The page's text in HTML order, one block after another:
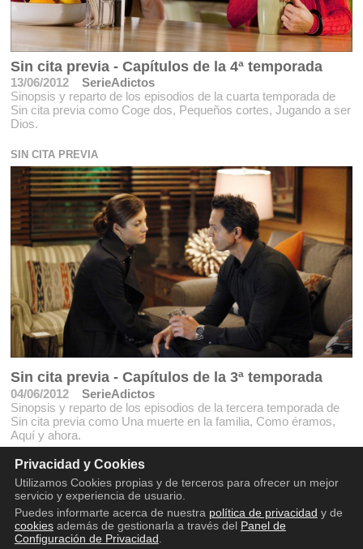
Sin cita previa - Capítulos de la 4ª temporada
13/06/2012
SerieAdictos
Sinopsis y reparto de los episodios de la cuarta temporada de
Sin cita previa como Coge dos, Pequeños cortes, Jugando a ser
Dios.
SIN CITA PREVIA
Sin cita previa - Capítulos de la 3ª temporada
04/06/2012
SerieAdictos
Sinopsis y reparto de los episodios de la tercera temporada de
Sin cita previa como Una muerte en la familia, Como éramos,
Aquí y ahora.
Privacidad y Cookies
Utilizamos Cookies propias y de terceros para ofrecer un mejor
servicio y experiencia de usuario.
Puedes informarte acerca de nuestra política de privacidad y de
cookiesademás de gestionarla a través del Panel de
Configuración de Privacidad